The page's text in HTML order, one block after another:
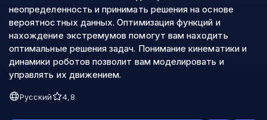
неопределенность и принимать решения на основе
вероятностных данных. Оптимизация функций и
нахождение экстремумов помогут вам находить
оптимальные решения задач. Понимание кинематики и
динамики роботов позволит вам моделировать и
управлять их движением.
Русский 4,8